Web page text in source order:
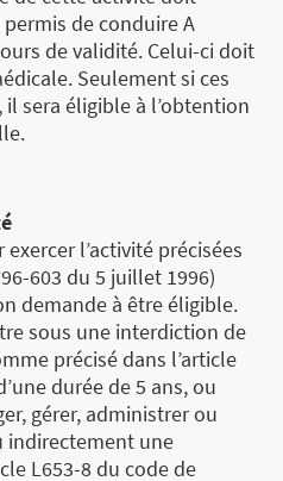
de conduire A
de validité. Celui-ci doit
Seulement si ces
sera éligible à l’obtention
l’activité précisées
603 du 5 juillet 1996)
demande à être éligible.
sous une interdiction de
précisé dans l’article
durée de 5 ans, ou
gérer, administrer ou
indirectement une
L653-8 du code de